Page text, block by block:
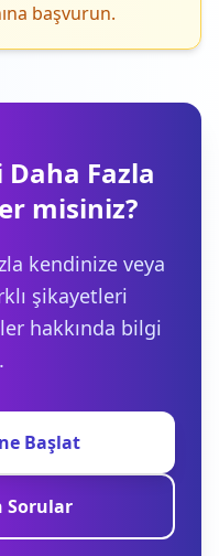
başvurun.
Daha Fazla
misiniz?
kendinize veya
şikayetleri
hakkında bilgi
Başlat
Sorular